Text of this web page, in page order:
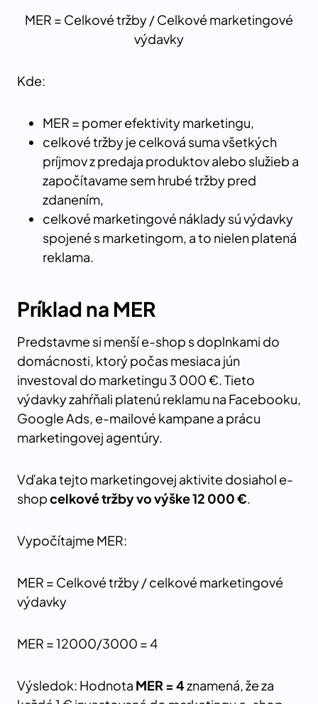
MER = Celkové tržby / Celkové marketingové
výdavky
Kde:
MER = pomer efektivity marketingu,
celkové tržby je celková suma všetkých
príjmov z predaja produktov alebo služieb a
započítavame sem hrubé tržby pred
zdanením,
celkové marketingové náklady sú výdavky
spojené s marketingom, a to nielen platená
reklama.
Príklad na MER
Predstavme si menší e-shop s doplnkami do
domácnosti, ktorý počas mesiaca jún
investoval do marketingu 3 000 €. Tieto
výdavky zahŕňali platenú reklamu na Facebooku,
Google Ads, e-mailové kampane a prácu
marketingovej agentúry.
Vďaka tejto marketingovej aktivite dosiahol e-
shopcelkové tržby vo výške 12 000 €.
Vypočítajme MER:
MER = Celkové tržby / celkové marketingové
výdavky
MER = 12000/3000 = 4
Výsledok: Hodnota MER = 4znamená, že za